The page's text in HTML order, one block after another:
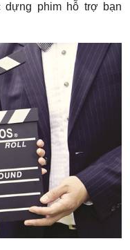
phim hỗ trợ bạn